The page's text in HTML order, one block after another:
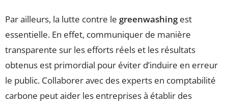
Par ailleurs, la lutte contre le greenwashingest
essentielle. En effet, communiquer de manière
transparente sur les efforts réels et les résultats
obtenus est primordial pour éviter d’induire en erreur
le public. Collaborer avec des experts en comptabilité
carbone peut aider les entreprises à établir des